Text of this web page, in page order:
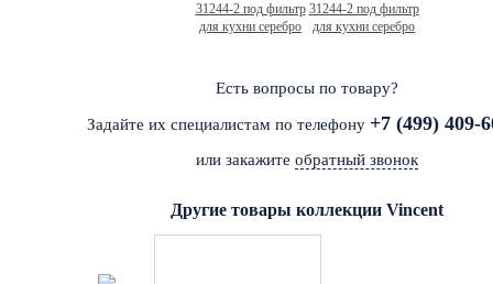
Есть вопросы по товару?
Задайте их специалистам по телефону +7 (499) 409-
или закажите обратный звонок
Другие товары коллекции Vincent